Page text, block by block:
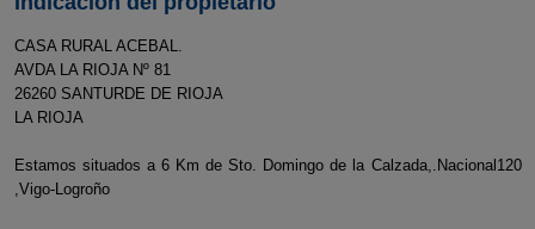
CASA RURAL ACEBAL.
AVDA LA RIOJA Nº 81
26260 SANTURDE DE RIOJA
LA RIOJA
Estamos situados a 6 Km de Sto. Domingo de la Calzada,.Nacional120
,Vigo-Logroño